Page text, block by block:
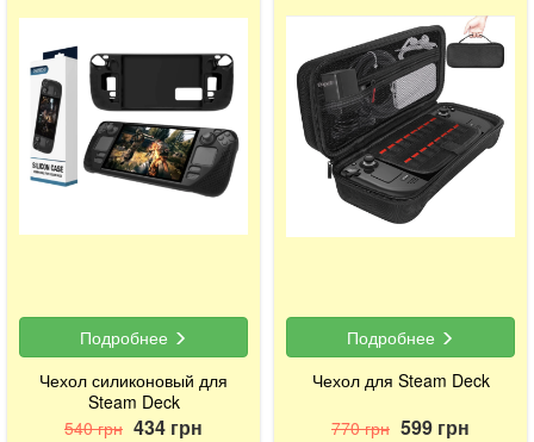
Подробнее
Чехол силиконовый для
Steam Deck
540 грн 434 грн
Подробнее
Чехол для Steam Deck
770 грн 599 грн